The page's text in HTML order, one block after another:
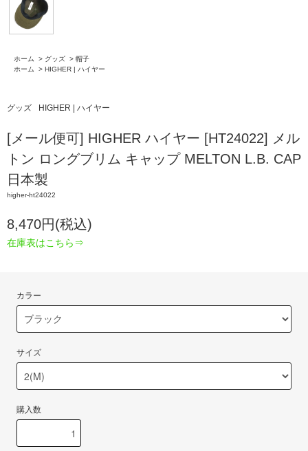
ホーム > グッズ > 帽子
ホーム
> HIGHER | ハイヤー
グッズ HIGHER | ハイヤー
[メール便可] HIGHER ハイヤー [HT24022] メル
トン ロングブリム キャップ MELTON L.B. CAP
日本製
higher-ht24022
8,470円(税込)
在庫表はこちら⇒
カラー
サイズ
購入数